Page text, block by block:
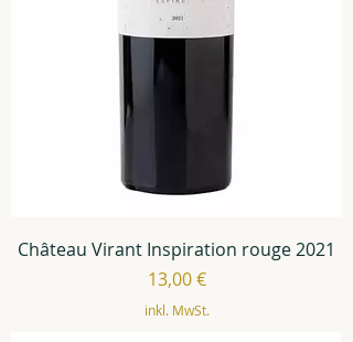
Château Virant Inspiration rouge 2021
Preis
13,00 €
inkl. MwSt.